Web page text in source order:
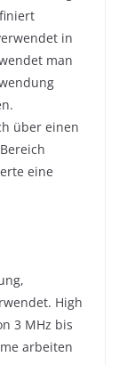
in
man
über einen
eine
High
3 MHz bis
arbeiten